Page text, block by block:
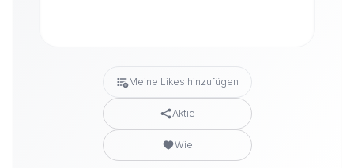
Meine Likes hinzufügen
Aktie
Wie